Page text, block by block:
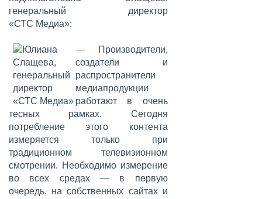
генеральный директор
«СТС Медиа»:
— Производители,
создатели и
распространители
медиапродукции
работают в очень
тесных рамках. Сегодня
потребление этого контента
измеряется только при
традиционном телевизионном
смотрении. Необходимо измерение
во всех средах — в первую
очередь, на собственных сайтах и